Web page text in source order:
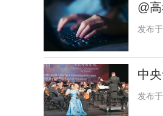
@
发布
中
发布